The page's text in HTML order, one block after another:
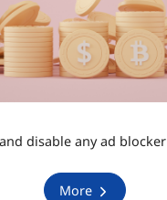
disable any ad blocker
More